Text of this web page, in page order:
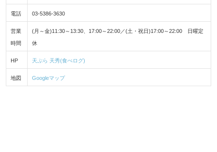
電話 03-5386-3630
営業
時間
(月～金)11:30～13:30、17:00～22:00／(土・祝日)17:00～22:00 日曜定
休
HP 天ぷら 天秀(食べログ)
地図 Googleマップ